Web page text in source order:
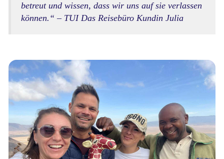
betreut und wissen, dass wir uns auf sie verlassen
können.“ – TUI Das Reisebüro Kundin Julia